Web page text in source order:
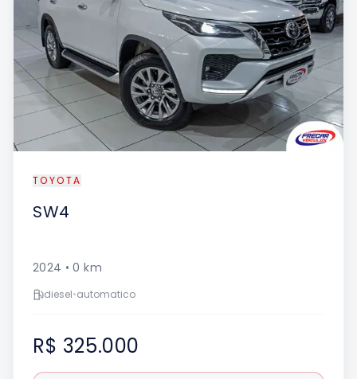
TOYOTA
SW4
2024 •0 km
diesel•automatico
R$ 325.000